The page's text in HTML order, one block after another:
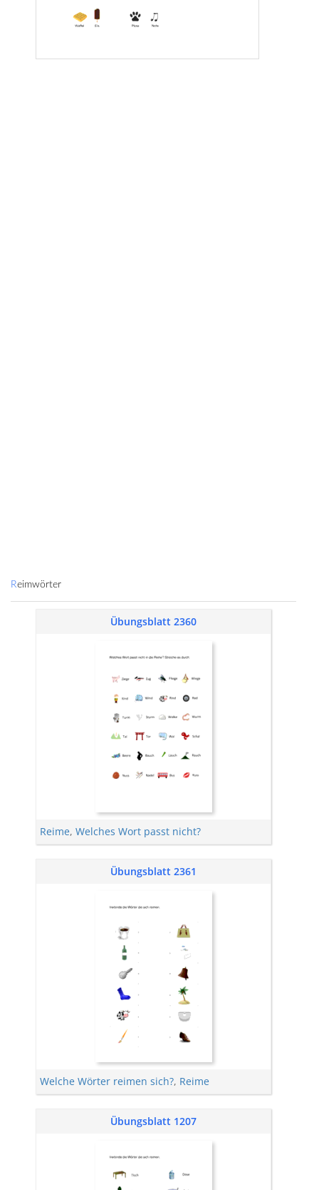
Reimwörter
Übungsblatt 2360
Reime, Welches Wort passt nicht?
Übungsblatt 2361
Welche Wörter reimen sich?, Reime
Übungsblatt 1207